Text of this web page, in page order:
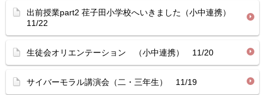
出前授業part2 荏子田小学校へいきました（小中連携）
11/22
生徒会オリエンテーション （小中連携） 11/20
サイバーモラル講演会（二・三年生） 11/19